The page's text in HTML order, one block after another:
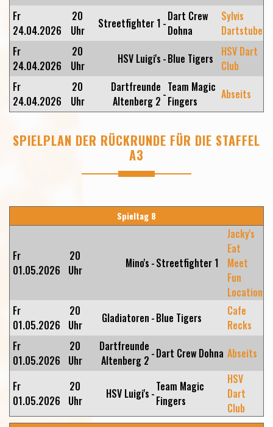
Fr
24.04.2026
20
Uhr
Streetfighter 1 -Dart Crew
Dohna
Sylvis
Dartstube
Fr
24.04.2026
20
Uhr
HSV Luigi's -Blue Tigers
HSV Dart
Club
Fr
24.04.2026
20
Uhr
Dartfreunde
Altenberg 2 -Team Magic
Fingers
Abseits
SPIELPLAN DER RÜCKRUNDE FÜR DIE STAFFEL
A3
Spieltag 8
Fr
01.05.2026
20
Uhr
Mino's -Streetfighter 1
Jacky's
Eat
Meet
Fun
Location
Fr
01.05.2026
20
Uhr
Gladiatoren -Blue Tigers
Cafe
Recks
Fr
01.05.2026
20
Uhr
Dartfreunde
Altenberg 2 -Dart Crew Dohna Abseits
Fr
01.05.2026
20
Uhr
HSV Luigi's -Team Magic
Fingers
HSV
Dart
Club